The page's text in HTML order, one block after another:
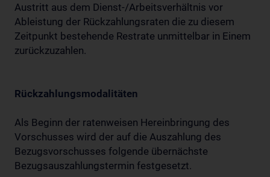
Austritt aus dem Dienst-/Arbeitsverhältnis vor
Ableistung der Rückzahlungsraten die zu diesem
Zeitpunkt bestehende Restrate unmittelbar in Einem
zurückzuzahlen.
Rückzahlungsmodalitäten
Als Beginn der ratenweisen Hereinbringung des
Vorschusses wird der auf die Auszahlung des
Bezugsvorschusses folgende übernächste
Bezugsauszahlungstermin festgesetzt.